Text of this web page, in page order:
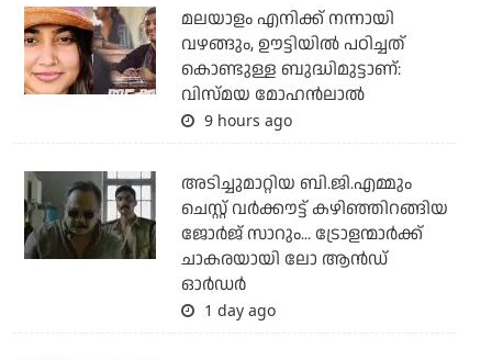
മലയാളം എനിക്ക് നന്നായി
വഴങ്ങും, ഊട്ടിയില്‍ പഠിച്ചത്
കൊണ്ടുള്ള ബുദ്ധിമുട്ടാണ്:
വിസ്മയ മോഹന്‍ലാല്‍
9 hours ago
അടിച്ചുമാറ്റിയ ബി.ജി.എമ്മും
ചെസ്റ്റ് വര്‍ക്കൗട്ട് കഴിഞ്ഞിറങ്ങിയ
ജോര്‍ജ് സാറും... ട്രോളന്മാര്‍ക്ക്
ചാകരയായി ലോ ആന്‍ഡ്
ഓര്‍ഡര്‍
1 day ago